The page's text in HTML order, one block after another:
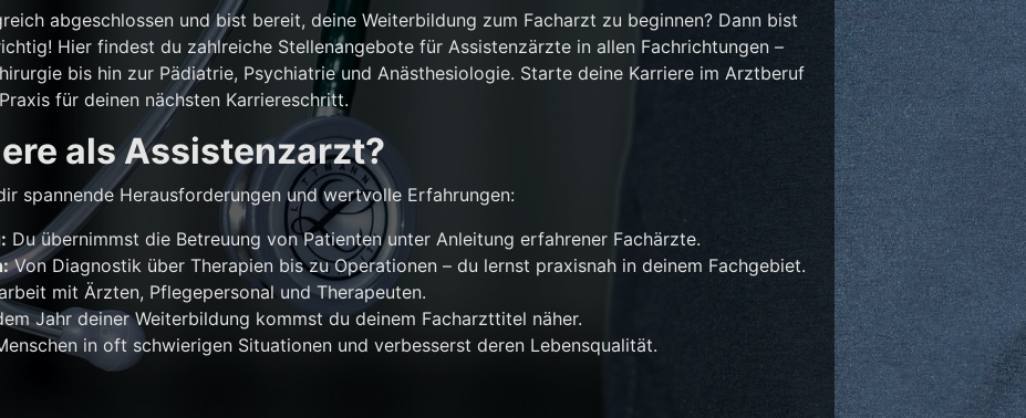
abgeschlossen und bist bereit, deine Weiterbildung zum Facharzt zu beginnen? Dann bist
Hier findest du zahlreiche Stellenangebote für Assistenzärzte in allen Fachrichtungen –
bis hin zur Pädiatrie, Psychiatrie und Anästhesiologie. Starte deine Karriere im Arztberuf
für deinen nächsten Karriereschritt.
als Assistenzarzt?
spannende Herausforderungen und wertvolle Erfahrungen:
Du übernimmst die Betreuung von Patienten unter Anleitung erfahrener Fachärzte.
Von Diagnostik über Therapien bis zu Operationen – du lernst praxisnah in deinem Fachgebiet.
mit Ärzten, Pflegepersonal und Therapeuten.
Jahr deiner Weiterbildung kommst du deinem Facharzttitel näher.
in oft schwierigen Situationen und verbesserst deren Lebensqualität.